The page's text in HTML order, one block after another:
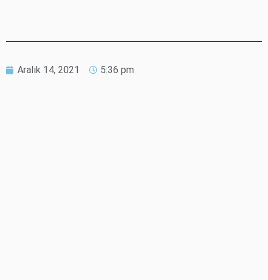
Aralık 14, 2021 5:36 pm